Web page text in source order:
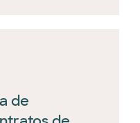
de